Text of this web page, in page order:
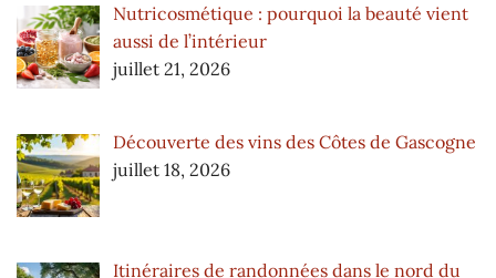
Nutricosmétique : pourquoi la beauté vient
aussi de l’intérieur
juillet 21, 2026
Découverte des vins des Côtes de Gascogne
juillet 18, 2026
Itinéraires de randonnées dans le nord du